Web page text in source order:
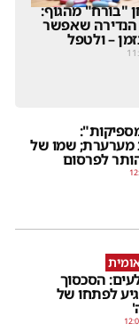
"בורח" מהגוף:
שאפשר
– ולטפל
מערערת; שמו של
לפרסום
הסכסוך
לפתחו של